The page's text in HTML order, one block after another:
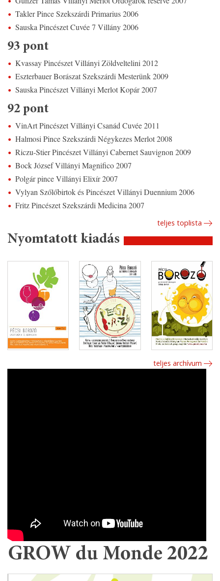
Takler Pince Szekszárdi Primarius 2006
Sauska Pincészet Cuvée 7 Villány 2006
93 pont
Kvassay Pincészet Villányi Zöldveltelini 2012
Eszterbauer Borászat Szekszárdi Mesterünk 2009
Sauska Pincészet Villányi Merlot Kopár 2007
92 pont
VinArt Pincészet Villányi Csanád Cuvée 2011
Halmosi Pince Szekszárdi Négykezes Merlot 2008
Riczu-Stier Pincészet Villányi Cabernet Sauvignon 2009
Bock József Villányi Magnifico 2007
Polgár pince Villányi Elixír 2007
Vylyan Szőlőbirtok és Pincészet Villányi Duennium 2006
Fritz Pincészet Szekszárdi Medicina 2007
teljes toplista
Nyomtatott kiadás
teljes archívum
GROW du Monde 2022